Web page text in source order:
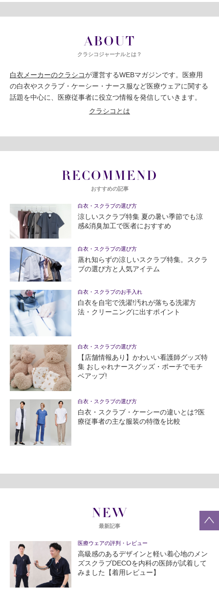
ABOUT
クラシコジャーナルとは？
白衣メーカーのクラシコが運営するWEBマガジンです。医療用
の白衣やスクラブ・ケーシー・ナース服など医療ウェアに関する
話題を中心に、医療従事者に役立つ情報を発信していきます。
クラシコとは
RECOMMEND
おすすめの記事
白衣・スクラブの選び方
涼しいスクラブ特集 夏の暑い季節でも涼
感&消臭加工で医者におすすめ
白衣・スクラブの選び方
蒸れ知らずの涼しいスクラブ特集。スクラ
ブの選び方と人気アイテム
白衣・スクラブのお手入れ
白衣を自宅で洗濯!汚れが落ちる洗濯方
法・クリーニングに出すポイント
白衣・スクラブの選び方
【店舗情報あり】かわいい看護師グッズ特
集 おしゃれナースグッズ・ポーチでモチ
ベアップ!
白衣・スクラブの選び方
白衣・スクラブ・ケーシーの違いとは?医
療従事者の主な服装の特徴を比較
NEW
最新記事
医療ウェアの評判・レビュー
高級感のあるデザインと軽い着心地のメン
ズスクラブDECOを内科の医師が試着して
みました【着用レビュー】